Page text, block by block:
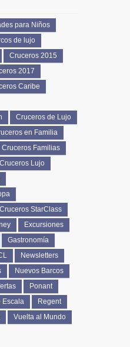
para Niños
de lujo
Cruceros 2015
2017
Caribe
Cruceros de Lujo
en Familia
Cruceros Familias
Cruceros Lujo
Cruceros StarClass
Excursiones
Gastronomía
Newsletters
Nuevos Barcos
Ponant
Escala
Regent
Vuelta al Mundo